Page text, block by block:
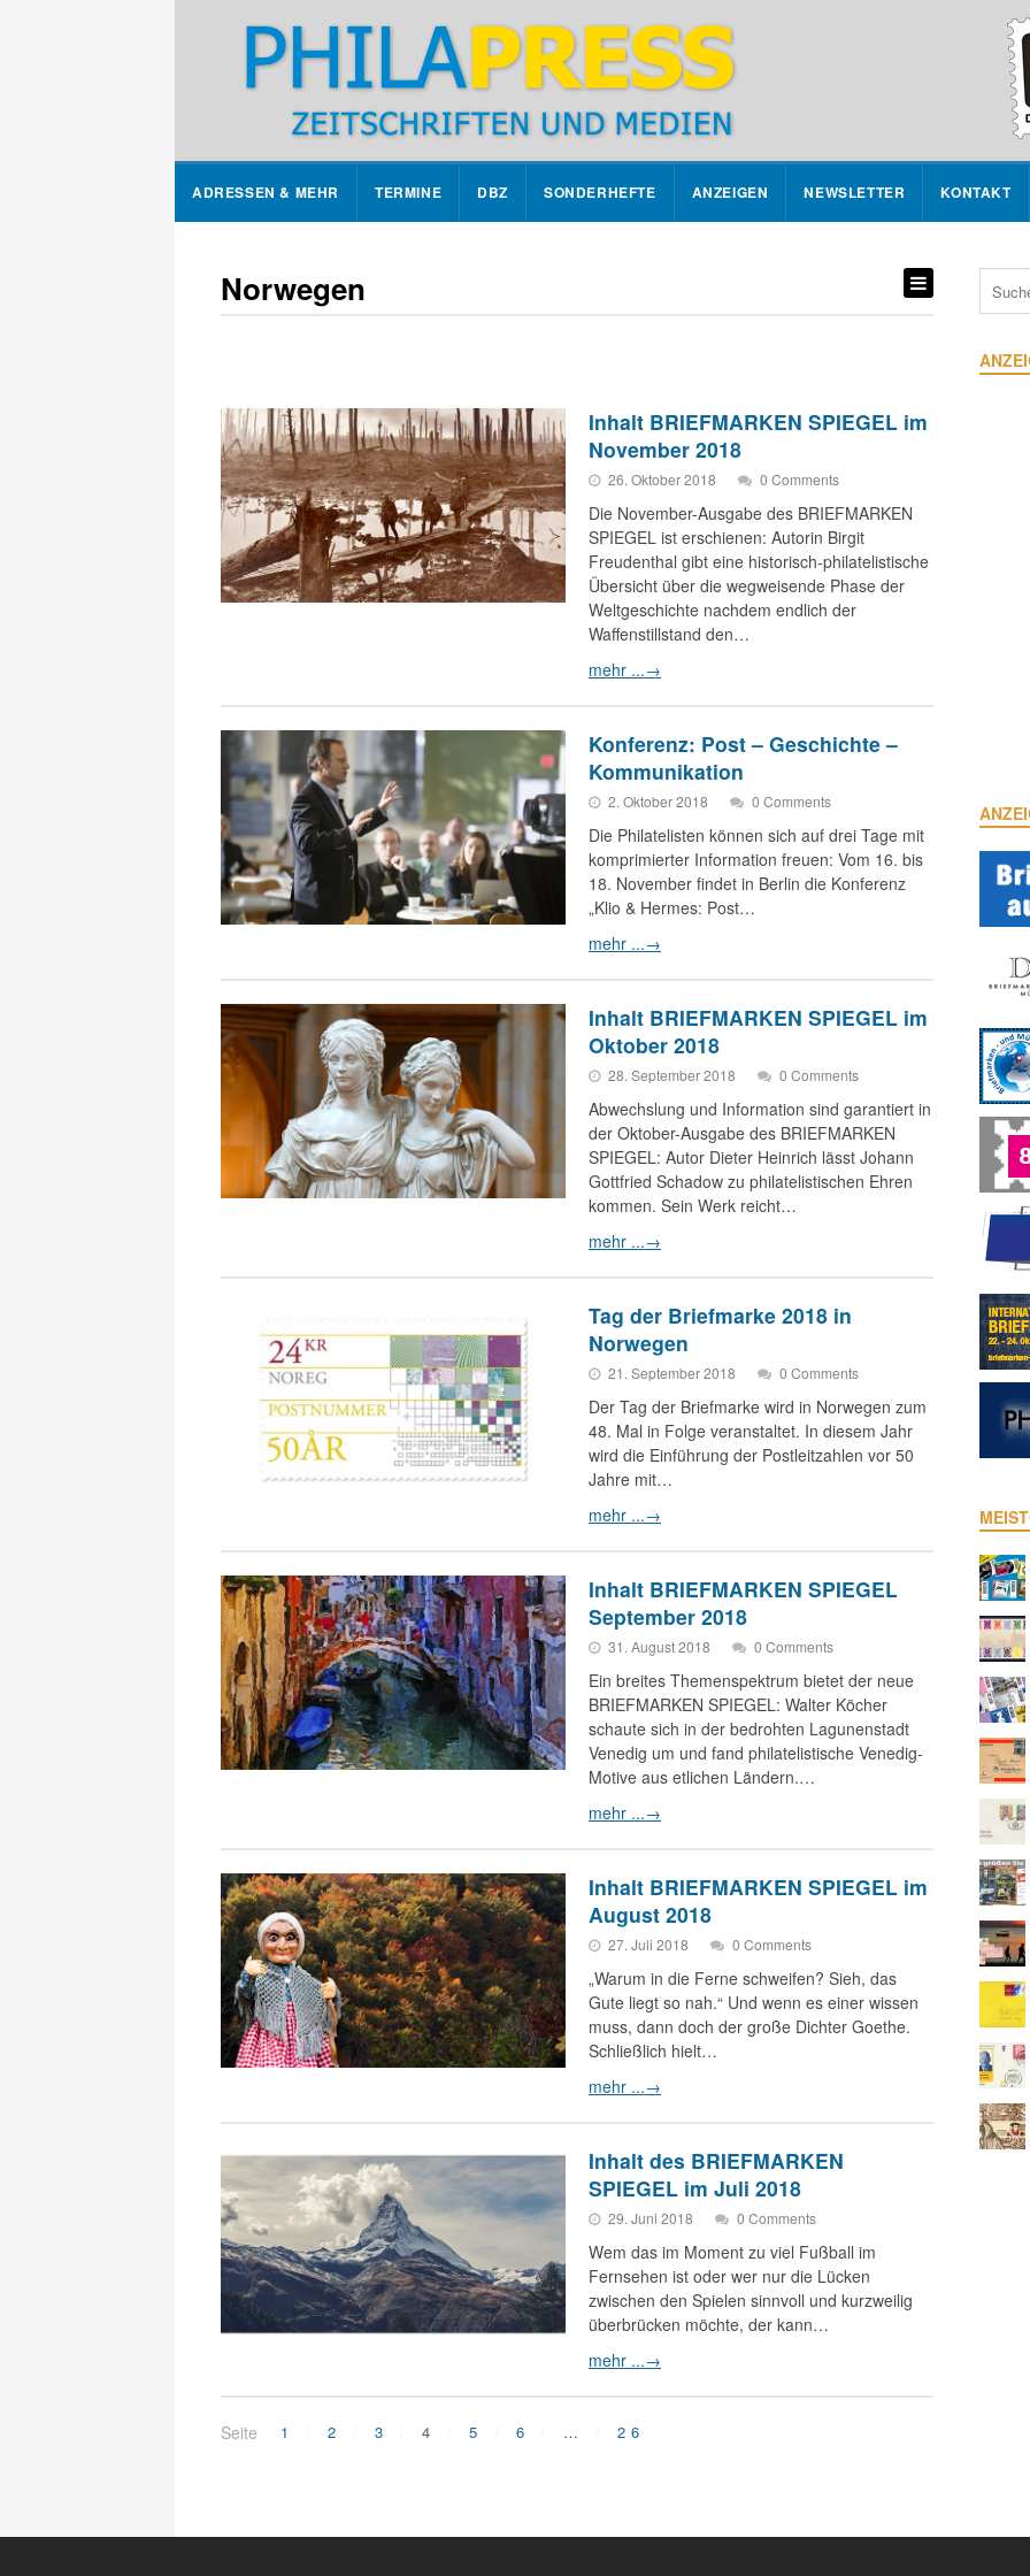
ADRESSEN & MEHR TERMINE DBZ SONDERHEFTE ANZEIGEN NEWSLETTER KONTAKT
Norwegen
Inhalt BRIEFMARKEN SPIEGEL im
November 2018
26. Oktober 2018 0 Comments
Die November-Ausgabe des BRIEFMARKEN
SPIEGEL ist erschienen: Autorin Birgit
Freudenthal gibt eine historisch-philatelistische
Übersicht über die wegweisende Phase der
Weltgeschichte nachdem endlich der
Waffenstillstand den…
mehr ...→
Konferenz: Post – Geschichte –
Kommunikation
2. Oktober 2018 0 Comments
Die Philatelisten können sich auf drei Tage mit
komprimierter Information freuen: Vom 16. bis
18. November findet in Berlin die Konferenz
„Klio & Hermes: Post…
mehr ...→
Inhalt BRIEFMARKEN SPIEGEL im
Oktober 2018
28. September 2018 0 Comments
Abwechslung und Information sind garantiert in
der Oktober-Ausgabe des BRIEFMARKEN
SPIEGEL: Autor Dieter Heinrich lässt Johann
Gottfried Schadow zu philatelistischen Ehren
kommen. Sein Werk reicht…
mehr ...→
Tag der Briefmarke 2018 in
Norwegen
21. September 2018 0 Comments
Der Tag der Briefmarke wird in Norwegen zum
48. Mal in Folge veranstaltet. In diesem Jahr
wird die Einführung der Postleitzahlen vor 50
Jahre mit…
mehr ...→
Inhalt BRIEFMARKEN SPIEGEL
September 2018
31. August 2018 0 Comments
Ein breites Themenspektrum bietet der neue
BRIEFMARKEN SPIEGEL: Walter Köcher
schaute sich in der bedrohten Lagunenstadt
Venedig um und fand philatelistische Venedig-
Motive aus etlichen Ländern.…
mehr ...→
Inhalt BRIEFMARKEN SPIEGEL im
August 2018
27. Juli 2018 0 Comments
„Warum in die Ferne schweifen? Sieh, das
Gute liegt so nah.“ Und wenn es einer wissen
muss, dann doch der große Dichter Goethe.
Schließlich hielt…
mehr ...→
Inhalt des BRIEFMARKEN
SPIEGEL im Juli 2018
29. Juni 2018 0 Comments
Wem das im Moment zu viel Fußball im
Fernsehen ist oder wer nur die Lücken
zwischen den Spielen sinnvoll und kurzweilig
überbrücken möchte, der kann…
mehr ...→
Seite 1 2 3 4 5 6 … 26